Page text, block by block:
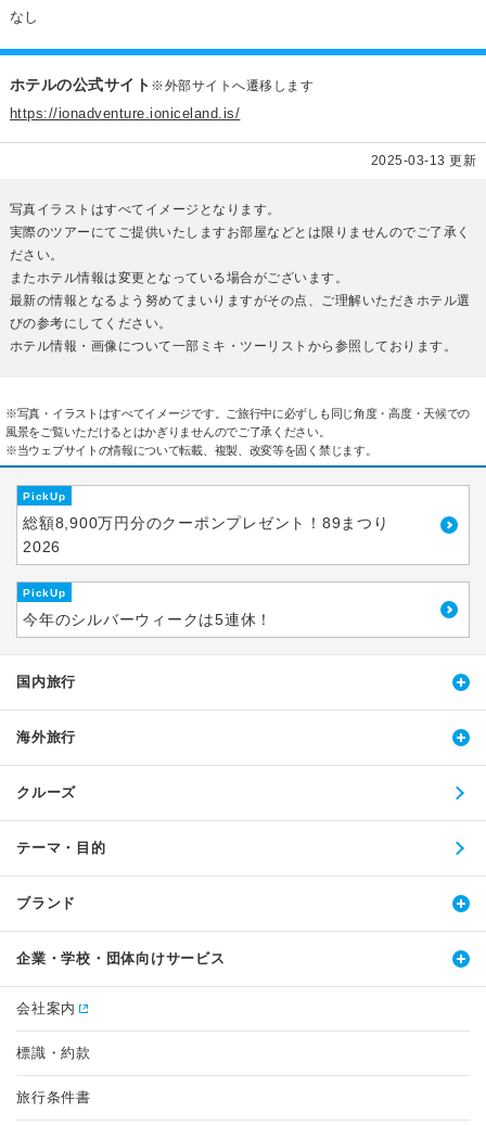
なし
ホテルの公式サイト ※外部サイトへ遷移します
https://ionadventure.ioniceland.is/
2025-03-13 更新
写真イラストはすべてイメージとなります。
実際のツアーにてご提供いたしますお部屋などとは限りませんのでご了承く
ださい。
またホテル情報は変更となっている場合がございます。
最新の情報となるよう努めてまいりますがその点、ご理解いただきホテル選
びの参考にしてください。
ホテル情報・画像について一部ミキ・ツーリストから参照しております。
※写真・イラストはすべてイメージです。ご旅行中に必ずしも同じ角度・高度・天候での
風景をご覧いただけるとはかぎりませんのでご了承ください。
※当ウェブサイトの情報について転載、複製、改変等を固く禁じます。
PickUp
総額8,900万円分のクーポンプレゼント！89まつり
2026
PickUp
今年のシルバーウィークは5連休！
国内旅行
海外旅行
クルーズ
テーマ・目的
ブランド
企業・学校・団体向けサービス
会社案内
標識・約款
旅行条件書